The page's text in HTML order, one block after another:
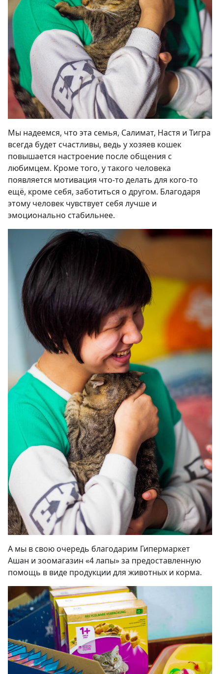
Мы надеемся, что эта семья, Салимат, Настя и Тигра
всегда будет счастливы, ведь у хозяев кошек
повышается настроение после общения с
любимцем. Кроме того, у такого человека
появляется мотивация что-то делать для кого-то
ещё, кроме себя, заботиться о другом. Благодаря
этому человек чувствует себя лучше и
эмоционально стабильнее.
А мы в свою очередь благодарим Гипермаркет
Ашан и зоомагазин «4 лапы» за предоставленную
помощь в виде продукции для животных и корма.